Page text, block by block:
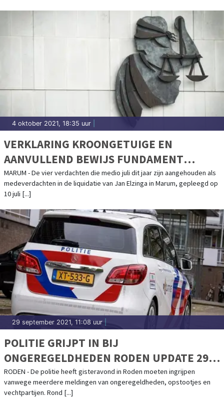
4 oktober 2021, 18:35 uur
VERKLARING KROONGETUIGE EN
AANVULLEND BEWIJS FUNDAMENT
ONDER VERDENKING TEGEN
VERDACHTEN IN ZAAK VAN DE
MARUM - De vier verdachten die medio juli dit jaar zijn aangehouden als
medeverdachten in de liquidatie van Jan Elzinga in Marum, gepleegd op
10 juli [...]
29 september 2021, 11:08 uur
POLITIE GRIJPT IN BIJ
ONGEREGELDHEDEN RODEN UPDATE 29
SEPTEMBER 2021
RODEN - De politie heeft gisteravond in Roden moeten ingrijpen
vanwege meerdere meldingen van ongeregeldheden, opstootjes en
vechtpartijen. Rond [...]